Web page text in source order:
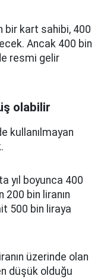
bir kart sahibi, 400
Ancak 400 bin
resmi gelir
olabilir
kullanılmayan
yıl boyunca 400
200 bin liranın
500 bin liraya
üzerinde olan
düşük olduğu